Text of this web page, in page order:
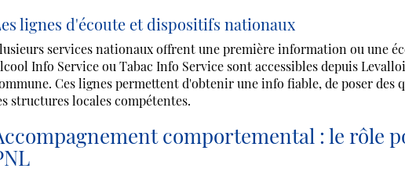
lignes d'écoute et dispositifs nationaux
services nationaux offrent une première information ou une
Info Service ou Tabac Info Service sont accessibles depuis
Ces lignes permettent d'obtenir une info fiable, de poser des
structures locales compétentes.
comportemental : le rôle